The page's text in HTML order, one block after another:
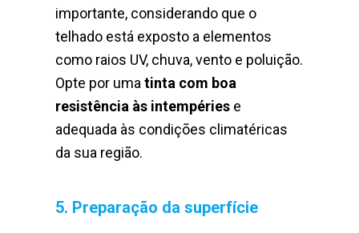
importante, considerando que o
telhado está exposto a elementos
como raios UV, chuva, vento e poluição.
Opte por uma tinta com boa
resistência às intempéries e
adequada às condições climatéricas
da sua região.
5. Preparação da superfície